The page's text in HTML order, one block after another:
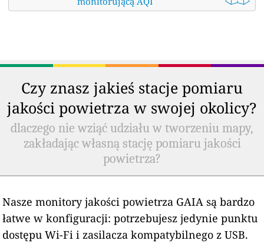
Czy znasz jakieś stacje pomiaru
jakości powietrza w swojej okolicy?
dlaczego nie wziąć udziału w tworzeniu mapy,
zakładając własną stację pomiaru jakości
powietrza?
Nasze monitory jakości powietrza GAIA są bardzo
łatwe w konfiguracji: potrzebujesz jedynie punktu
dostępu Wi-Fi i zasilacza kompatybilnego z USB.